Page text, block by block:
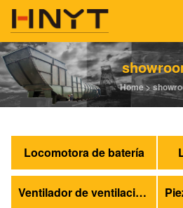
Home>
Locomotora de batería
Ventilador de ventilación de la mina